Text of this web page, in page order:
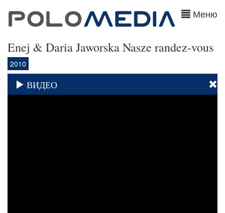
Меню
Enej & Daria Jaworska Nasze randez-vous
2010
ВИДЕО